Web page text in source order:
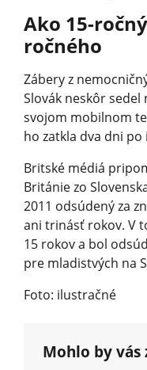
Ako 15-
ročného
Zábery z
Slovák neskôr
svojom mobilnom
ho zatkla dva dni po
Britské médiá
Británie zo
2011 odsúdený za
ani trinásť rokov. V
15 rokov a bol
pre mladistvých na
Foto: ilustračné
Mohlo by